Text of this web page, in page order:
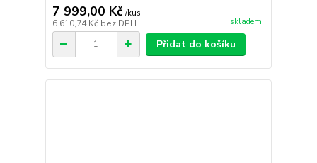
7 999,00 Kč /kus
6 610,74 Kč bez DPH skladem
Přidat do košíku